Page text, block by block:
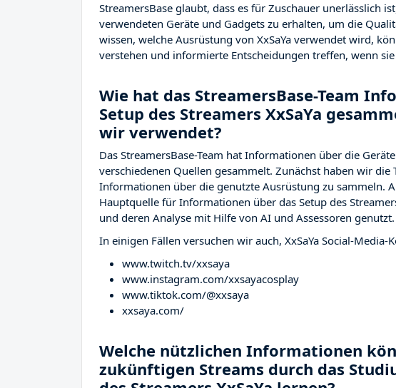
StreamersBase glaubt, dass es für Zuschauer unerlässlich
verwendeten Geräte und Gadgets zu erhalten, um die
wissen, welche Ausrüstung von XxSaYa verwendet wird,
verstehen und informierte Entscheidungen treffen, wenn
Wie hat das StreamersBase-Team
Setup des Streamers XxSaYa
wir verwendet?
Das StreamersBase-Team hat Informationen über die
verschiedenen Quellen gesammelt. Zunächst haben wir die
Informationen über die genutzte Ausrüstung zu sammeln.
Hauptquelle für Informationen über das Setup des
und deren Analyse mit Hilfe von AI und Assessoren genutzt.
In einigen Fällen versuchen wir auch, XxSaYa Social-
www.twitch.tv/xxsaya
www.instagram.com/xxsayacosplay
www.tiktok.com/@xxsaya
xxsaya.com/
Welche nützlichen Informationen
zukünftigen Streams durch das